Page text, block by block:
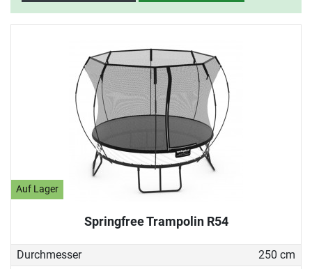
Garten.
Auf Lager
Springfree Trampolin R54
Durchmesser
250 cm